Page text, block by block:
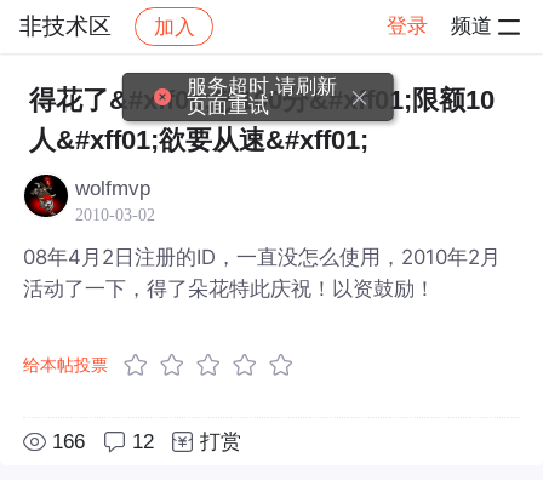
非技术区 加入 登录 频道
社区 非技术区 帖子详情
得花了&#xff0c;散100分&#xff01;限额10
人&#xff01;欲要从速&#xff01;
wolfmvp
2010-03-02
08年4月2日注册的ID，一直没怎么使用，2010年2月
活动了一下，得了朵花特此庆祝！以资鼓励！
给本帖投票
166 12 打赏
服务超时,请刷新
页面重试